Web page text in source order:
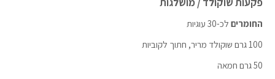
החומרים לכ-30 עוגיות
100 גרם שוקולד מריר, חתוך לקוביות
50 גרם חמאה